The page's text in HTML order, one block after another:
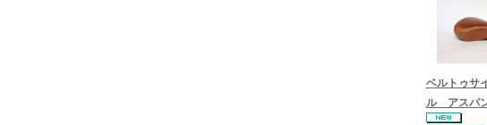
ベルトゥサ
ル アスパ